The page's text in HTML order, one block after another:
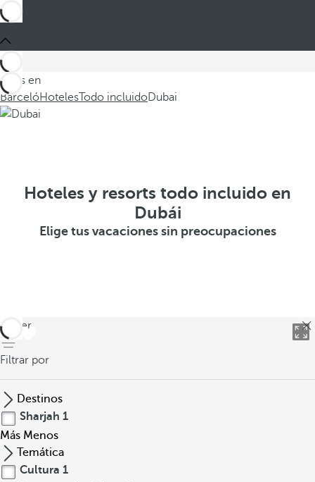
Estás en
BarcelóHotelesTodo incluidoDubai
Hoteles y resorts todo incluido en
Dubái
Elige tus vacaciones sin preocupaciones
volver
Filtrar por
Destinos
Sharjah 1
Más Menos
Temática
Cultura 1